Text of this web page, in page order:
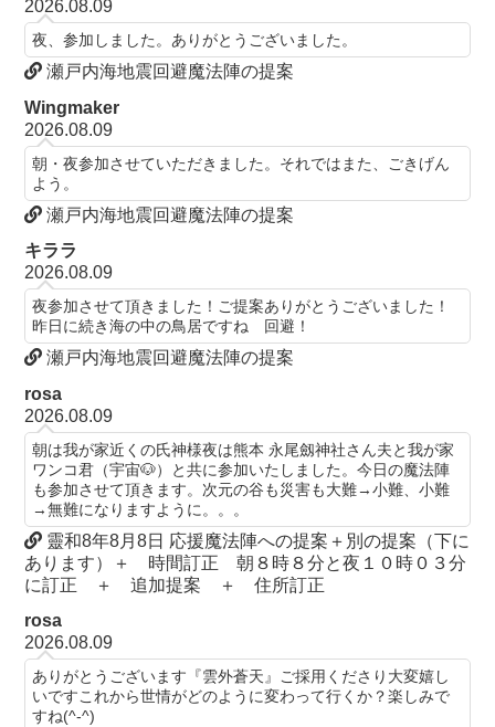
2026.08.09
夜、参加しました。ありがとうございました。
瀬戸内海地震回避魔法陣の提案
Wingmaker
2026.08.09
朝・夜参加させていただきました。それではまた、ごきげん
よう。
瀬戸内海地震回避魔法陣の提案
キララ
2026.08.09
夜参加させて頂きました！ご提案ありがとうございました！
昨日に続き海の中の鳥居ですね 回避！
瀬戸内海地震回避魔法陣の提案
rosa
2026.08.09
朝は我が家近くの氏神様夜は熊本 永尾劔神社さん夫と我が家
ワンコ君（宇宙🐶）と共に参加いたしました。今日の魔法陣
も参加させて頂きます。次元の谷も災害も大難→小難、小難
→無難になりますように。。。
靈和8年8月8日 応援魔法陣への提案＋別の提案（下に
あります）＋ 時間訂正 朝８時８分と夜１０時０３分
に訂正 ＋ 追加提案 ＋ 住所訂正
rosa
2026.08.09
ありがとうございます『雲外蒼天』ご採用くださり大変嬉し
いですこれから世情がどのように変わって行くか？楽しみで
すね(^-^)